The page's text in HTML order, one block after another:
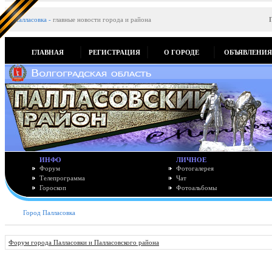
Палласовка - главные новости города и района
ГЛАВНАЯ РЕГИСТРАЦИЯ О ГОРОДЕ ОБЪЯВЛЕНИЯ
ИНФО
Форум
Телепрограмма
Гороскоп
ЛИЧНОЕ
Фотогалерея
Чат
Фотоальбомы
Город Палласовка
Форум города Палласовки и Палласовского района